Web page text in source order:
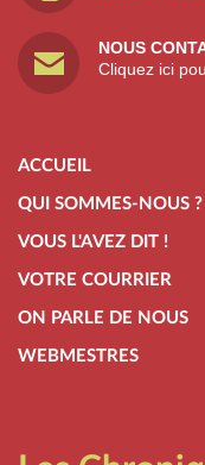
NOUS
Cliquez ici
ACCUEIL
QUI SOMMES-NOUS ?
VOUS L'AVEZ DIT !
VOTRE COURRIER
ON PARLE DE NOUS
WEBMESTRES